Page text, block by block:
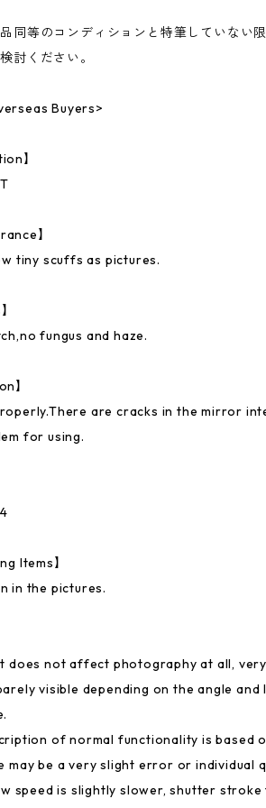
同等のコンディションと特筆していない
討ください。
Buyers>
】
】
tiny scuffs as pictures.
fungus and haze.
】
are cracks in the mirror
for using.
Items】
in the pictures.
does not affect photography at all,
visible depending on the angle
of normal functionality is based
may be a very slight error or individual
speed is slightly slower, shutter